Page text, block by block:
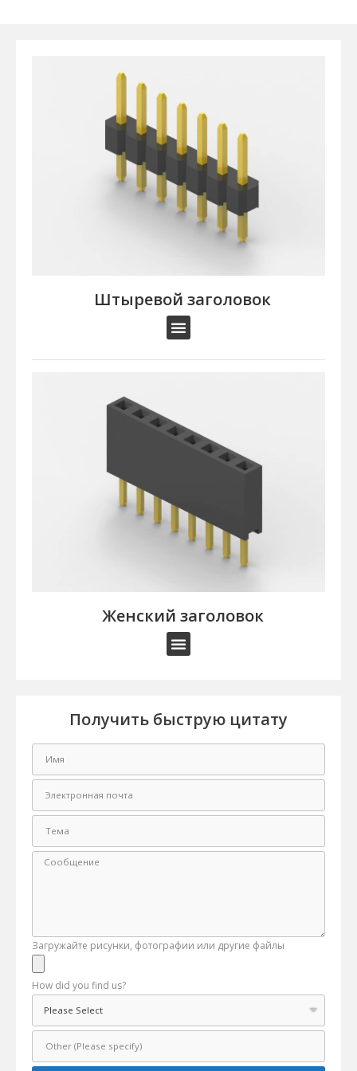
Штыревой заголовок
Женский заголовок
Получить быструю цитату
Загружайте рисунки, фотографии или другие файлы
How did you find us?